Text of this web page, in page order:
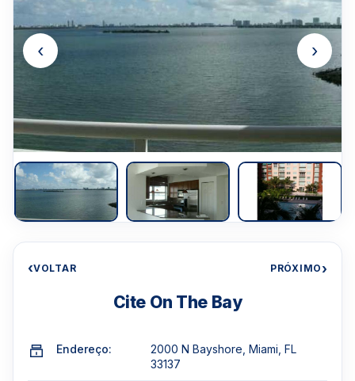
‹ ›
‹VOLTAR PRÓXIMO›
Cite On The Bay
Endereço:
2000 N Bayshore, Miami, FL
33137